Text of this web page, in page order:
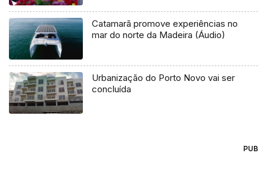
Catamarã promove experiências no
mar do norte da Madeira (Áudio)
Urbanização do Porto Novo vai ser
concluída
PUB